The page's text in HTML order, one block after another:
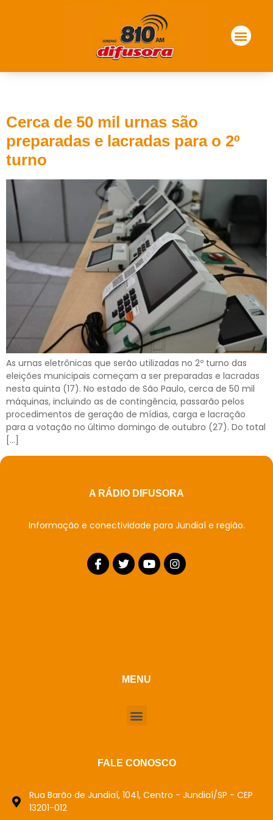
Cerca de 50 mil urnas são
preparadas e lacradas para o 2º
turno
As urnas eletrônicas que serão utilizadas no 2º turno das
eleições municipais começam a ser preparadas e lacradas
nesta quinta (17). No estado de São Paulo, cerca de 50 mil
máquinas, incluindo as de contingência, passarão pelos
procedimentos de geração de mídias, carga e lacração
para a votação no último domingo de outubro (27). Do total
[…]
A RÁDIO DIFUSORA
Informação e conectividade para Jundiaí e região.
MENU
FALE CONOSCO
Rua Barão de Jundiaí, 1041, Centro - Jundiaí/SP - CEP
13201-012